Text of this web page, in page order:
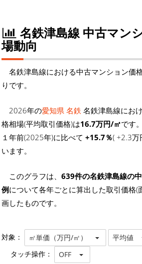
名鉄津島線 中古マン
場動向
名鉄津島線における中古マンション価
りです。
2026年の愛知県 名鉄 名鉄津島線にお
格相場(平均取引価格)は16.7万円/㎡です
１年前(2025年)に比べて +15.7％( +2.3万
います。
このグラフは、 639件の名鉄津島線の
例について各年ごとに算出した取引価格(
画したものです。
対象： ㎡単価（万円/㎡） 平均値
タッチ操作： OFF